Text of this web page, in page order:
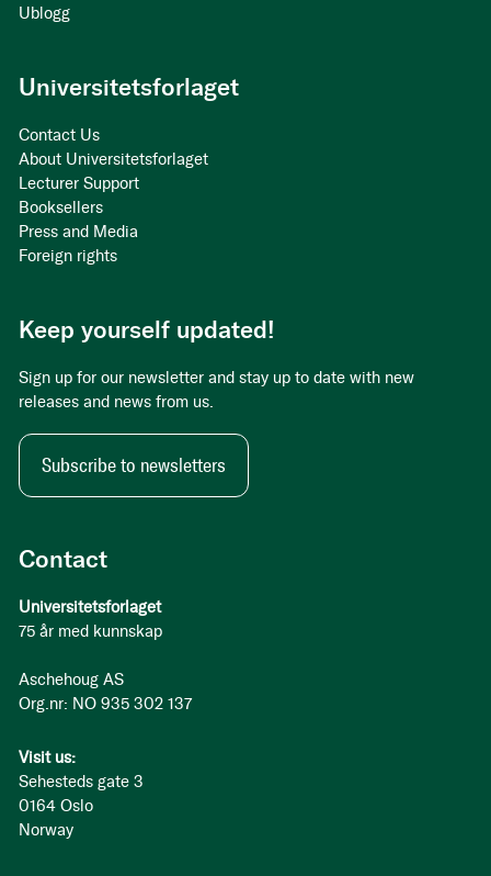
Contact
Universitetsforlaget
75 år med kunnskap
Aschehoug AS
Org.nr: NO 935 302 137
Visit us:
Sehesteds gate 3
0164 Oslo
Norway
Ublogg
Universitetsforlaget
Contact Us
About Universitetsforlaget
Lecturer Support
Booksellers
Press and Media
Foreign rights
Keep yourself updated!
Sign up for our newsletter and stay up to date with new
releases and news from us.
Subscribe to newsletters